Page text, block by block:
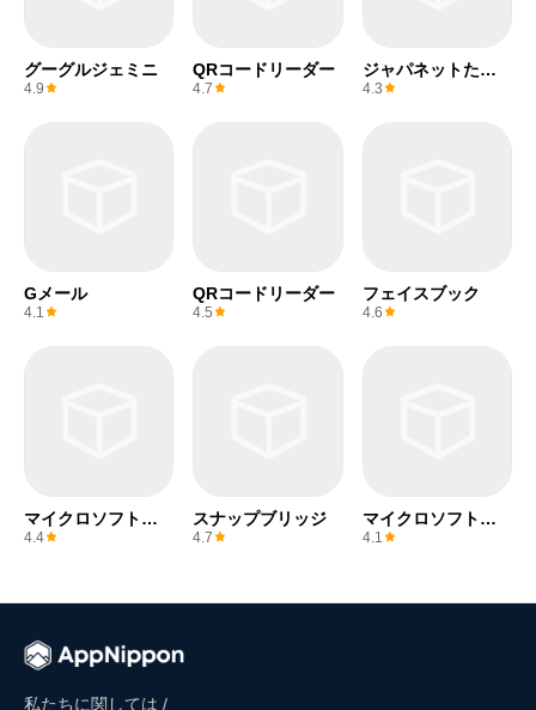
グーグルジェミニ
4.9
QRコードリーダー
4.7
ジャパネットたか
た
4.3
Gメール
4.1
QRコードリーダー
4.5
フェイスブック
4.6
マイクロソフトエ
クセル
4.4
スナップブリッジ
4.7
マイクロソフトワ
ード
4.1
私たちに関しては /